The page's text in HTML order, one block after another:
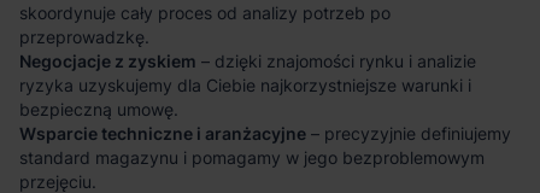
skoordynuje cały proces od analizy potrzeb po
przeprowadzkę.
Negocjacje z zyskiem – dzięki znajomości rynku i analizie
ryzyka uzyskujemy dla Ciebie najkorzystniejsze warunki i
bezpieczną umowę.
Wsparcie techniczne i aranżacyjne – precyzyjnie definiujemy
standard magazynu i pomagamy w jego bezproblemowym
przejęciu.